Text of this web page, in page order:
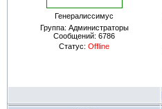
Генералиссимус
Группа: Администраторы
Сообщений: 6786
Статус: Offline